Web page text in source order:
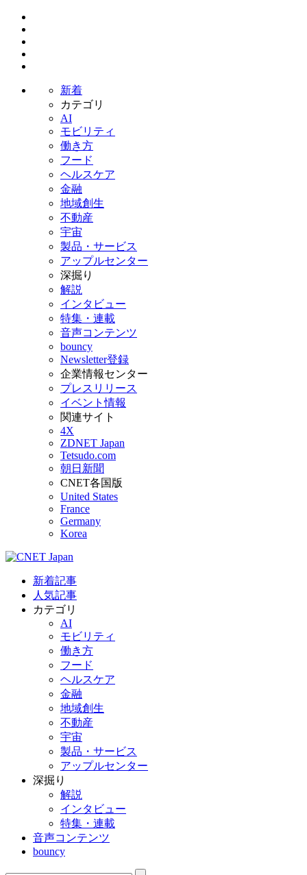
新着
カテゴリ
AI
モビリティ
働き方
フード
ヘルスケア
金融
地域創生
不動産
宇宙
製品・サービス
アップルセンター
深掘り
解説
インタビュー
特集・連載
音声コンテンツ
bouncy
Newsletter登録
企業情報センター
プレスリリース
イベント情報
関連サイト
4X
ZDNET Japan
Tetsudo.com
朝日新聞
CNET各国版
United States
France
Germany
Korea
新着記事
人気記事
カテゴリ
AI
モビリティ
働き方
フード
ヘルスケア
金融
地域創生
不動産
宇宙
製品・サービス
アップルセンター
深掘り
解説
インタビュー
特集・連載
音声コンテンツ
bouncy